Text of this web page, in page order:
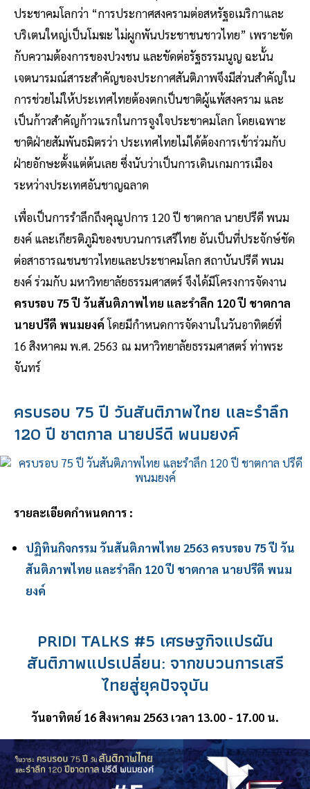
ประชาคมโลกว่า “การประกาศสงครามต่อสหรัฐอเมริกาและ
บริเตนใหญ่เป็นโมฆะ ไม่ผูกพันประชาชนชาวไทย” เพราะขัด
กับความต้องการของปวงชน และขัดต่อรัฐธรรมนูญ ฉะนั้น
เจตนารมณ์สาระสำคัญของประกาศสันติภาพจึงมีส่วนสำคัญใน
การช่วยไม่ให้ประเทศไทยต้องตกเป็นชาติผู้แพ้สงคราม และ
เป็นก้าวสำคัญก้าวแรกในการจูงใจประชาคมโลก โดยเฉพาะ
ชาติฝ่ายสัมพันธมิตรว่า ประเทศไทยไม่ได้ต้องการเข้าร่วมกับ
ฝ่ายอักษะตั้งแต่ต้นเลย ซึ่งนับว่าเป็นการเดินเกมการเมือง
ระหว่างประเทศอันชาญฉลาด
เพื่อเป็นการรำลึกถึงคุณูปการ 120 ปี ชาตกาล นายปรีดี พนม
ยงค์ และเกียรติภูมิของขบวนการเสรีไทย อันเป็นที่ประจักษ์ชัด
ต่อสาธารณชนชาวไทยและประชาคมโลก สถาบันปรีดี พนม
ยงค์ ร่วมกับ มหาวิทยาลัยธรรมศาสตร์ จึงได้มีโครงการจัดงาน
ครบรอบ 75 ปี วันสันติภาพไทย และรำลึก 120 ปี ชาตกาล
นายปรีดี พนมยงค์โดยมีกำหนดการจัดงานในวันอาทิตย์ที่
16 สิงหาคม พ.ศ. 2563 ณ มหาวิทยาลัยธรรมศาสตร์ ท่าพระ
จันทร์
ครบรอบ 75 ปี วันสันติภาพไทย และรำลึก
120 ปี ชาตกาล นายปรีดี พนมยงค์
รายละเอียดกำหนดการ :
ปฏิทินกิจกรรม วันสันติภาพไทย 2563 ครบรอบ 75 ปี วัน
สันติภาพไทย และรำลึก 120 ปี ชาตกาล นายปรีดี พนม
ยงค์
PRIDI TALKS #5 เศรษฐกิจแปรผัน
สันติภาพแปรเปลี่ยน: จากขบวนการเสรี
ไทยสู่ยุคปัจจุบัน
วันอาทิตย์ 16 สิงหาคม 2563 เวลา 13.00 - 17.00 น.